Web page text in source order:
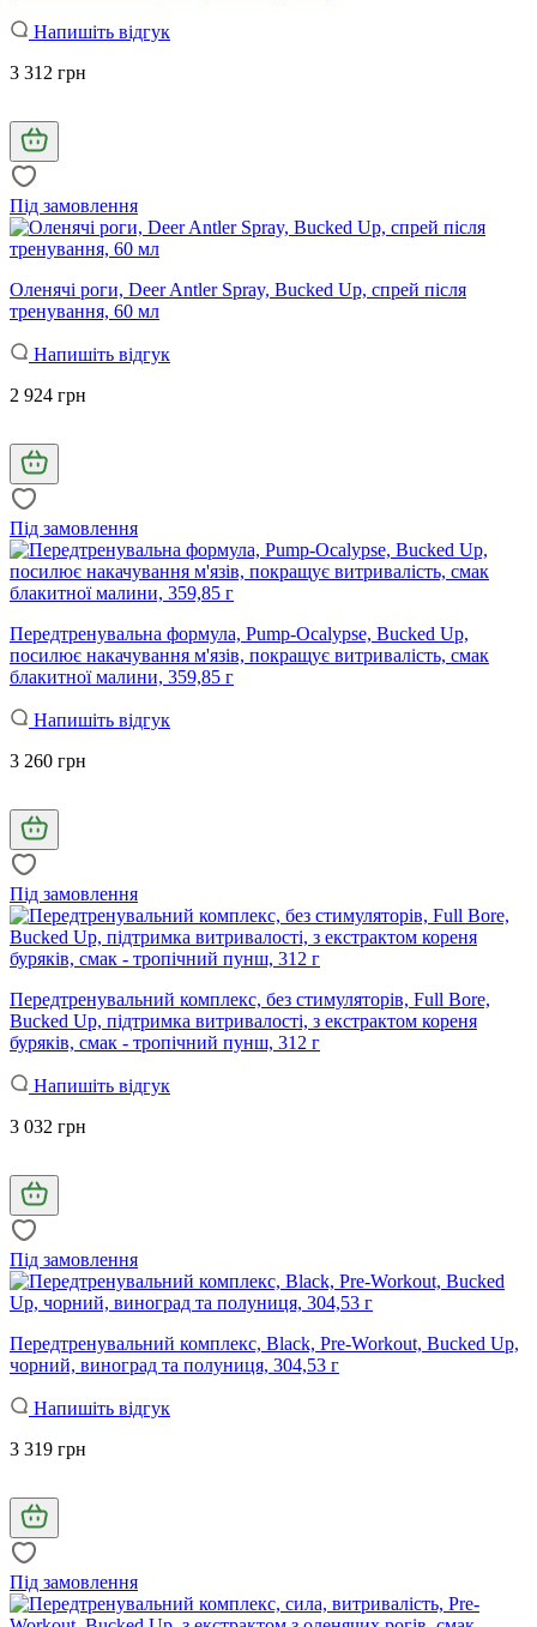
Напишіть відгук
3 312 грн
Під замовлення
Оленячі роги, Deer Antler Spray, Bucked Up, спрей після
тренування, 60 мл
Напишіть відгук
2 924 грн
Під замовлення
Передтренувальна формула, Pump-Ocalypse, Bucked Up,
посилює накачування м'язів, покращує витривалість, смак
блакитної малини, 359,85 г
Напишіть відгук
3 260 грн
Під замовлення
Передтренувальний комплекс, без стимуляторів, Full Bore,
Bucked Up, підтримка витривалості, з екстрактом кореня
буряків, смак - тропічний пунш, 312 г
Напишіть відгук
3 032 грн
Під замовлення
Передтренувальний комплекс, Black, Pre-Workout, Bucked Up,
чорний, виноград та полуниця, 304,53 г
Напишіть відгук
3 319 грн
Під замовлення